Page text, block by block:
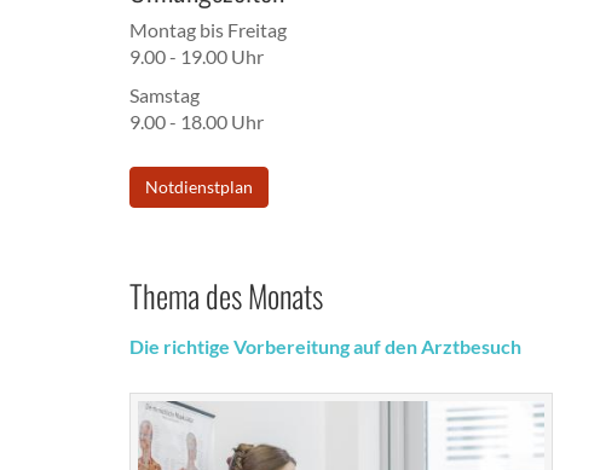
Montag bis Freitag
9.00 - 19.00 Uhr
Samstag
9.00 - 18.00 Uhr
Notdienstplan
Thema des Monats
Die richtige Vorbereitung auf den Arztbesuch